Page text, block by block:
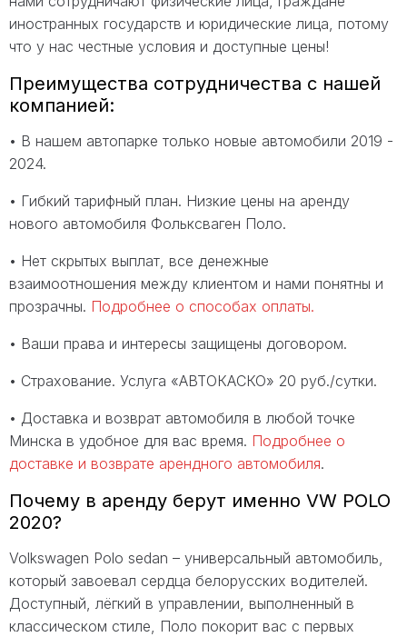
иностранных государств и юридические лица, потому
что у нас честные условия и доступные цены!
Преимущества сотрудничества с нашей
компанией:
• В нашем автопарке только новые автомобили 2019 -
2024.
• Гибкий тарифный план. Низкие цены на аренду
нового автомобиля Фольксваген Поло.
• Нет скрытых выплат, все денежные
взаимоотношения между клиентом и нами понятны и
прозрачны. Подробнее о способах оплаты.
• Ваши права и интересы защищены договором.
• Страхование. Услуга «АВТОКАСКО» 20 руб./сутки.
• Доставка и возврат автомобиля в любой точке
Минска в удобное для вас время. Подробнее о
доставке и возврате арендного автомобиля.
Почему в аренду берут именно VW POLO
2020?
Volkswagen Polo sedan – универсальный автомобиль,
который завоевал сердца белорусских водителей.
Доступный, лёгкий в управлении, выполненный в
классическом стиле, Поло покорит вас с первых